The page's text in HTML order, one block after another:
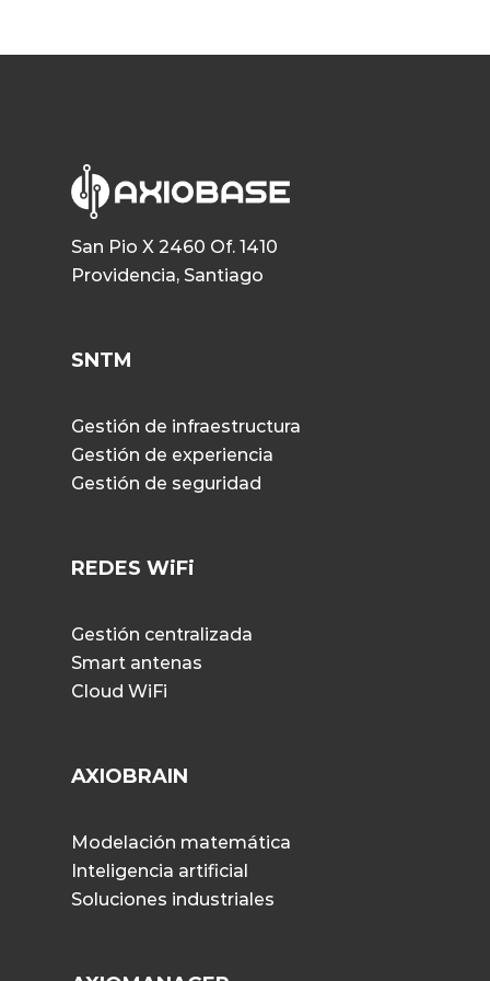
San Pio X 2460 Of. 1410
Providencia, Santiago
SNTM
Gestión de infraestructura
Gestión de experiencia
Gestión de seguridad
REDES WiFi
Gestión centralizada
Smart antenas
Cloud WiFi
AXIOBRAIN
Modelación matemática
Inteligencia artificial
Soluciones industriales